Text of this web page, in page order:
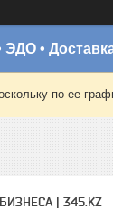
•
по ее
| 345.KZ